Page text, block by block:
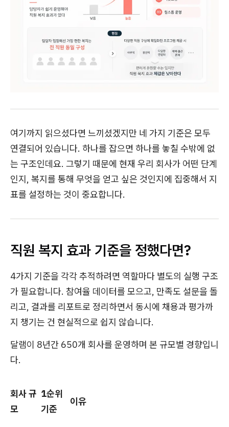
여기까지 읽으셨다면 느끼셨겠지만 네 가지 기준은 모두
연결되어 있습니다. 하나를 잡으면 하나를 놓칠 수밖에 없
는 구조인데요. 그렇기 때문에 현재 우리 회사가 어떤 단계
인지, 복지를 통해 무엇을 얻고 싶은 것인지에 집중해서 지
표를 설정하는 것이 중요합니다.
직원 복지 효과 기준을 정했다면?
4가지 기준을 각각 추적하려면 역할마다 별도의 실행 구조
가 필요합니다. 참여율 데이터를 모으고, 만족도 설문을 돌
리고, 결과를 리포트로 정리하면서 동시에 채용과 평가까
지 챙기는 건 현실적으로 쉽지 않습니다.
달램이 8년간 650개 회사를 운영하며 본 규모별 경향입니
다.
회사 규
모
1순위
기준
이유